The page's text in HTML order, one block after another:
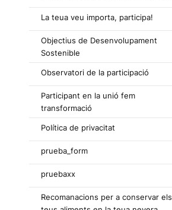
La teua veu importa, participa!
Objectius de Desenvolupament
Sostenible
Observatori de la participació
Participant en la unió fem
transformació
Política de privacitat
prueba_form
pruebaxx
Recomanacions per a conservar els